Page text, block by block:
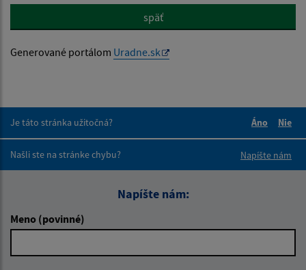
späť
Generované portálom Uradne.sk
Je táto stránka užitočná?
Áno
Nie
Našli ste na stránke chybu?
Napíšte nám
Napíšte nám:
Meno (povinné)